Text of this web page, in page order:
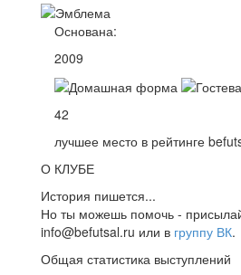
Основана:
2009
42
лучшее место в рейтинге
О КЛУБЕ
История пишется...
Но ты можешь помочь -
info@befutsal.ru или в группу ВК.
Общая статистика выступлений